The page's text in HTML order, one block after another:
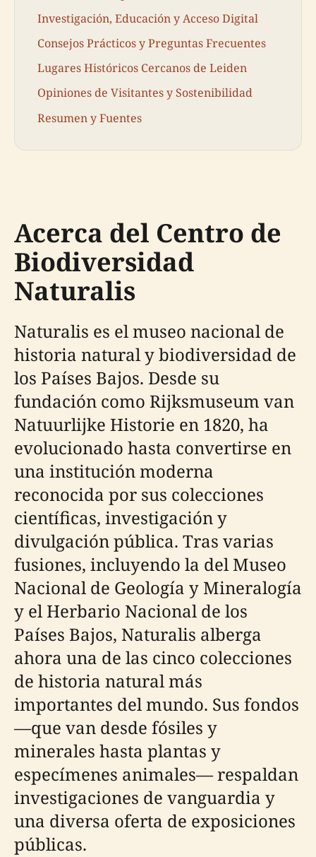
Investigación, Educación y Acceso Digital
Consejos Prácticos y Preguntas Frecuentes
Lugares Históricos Cercanos de Leiden
Opiniones de Visitantes y Sostenibilidad
Resumen y Fuentes
Acerca del Centro de
Biodiversidad
Naturalis
Naturalis es el museo nacional de
historia natural y biodiversidad de
los Países Bajos. Desde su
fundación como Rijksmuseum van
Natuurlijke Historie en 1820, ha
evolucionado hasta convertirse en
una institución moderna
reconocida por sus colecciones
científicas, investigación y
divulgación pública. Tras varias
fusiones, incluyendo la del Museo
Nacional de Geología y Mineralogía
y el Herbario Nacional de los
Países Bajos, Naturalis alberga
ahora una de las cinco colecciones
de historia natural más
importantes del mundo. Sus fondos
—que van desde fósiles y
minerales hasta plantas y
especímenes animales— respaldan
investigaciones de vanguardia y
una diversa oferta de exposiciones
públicas.